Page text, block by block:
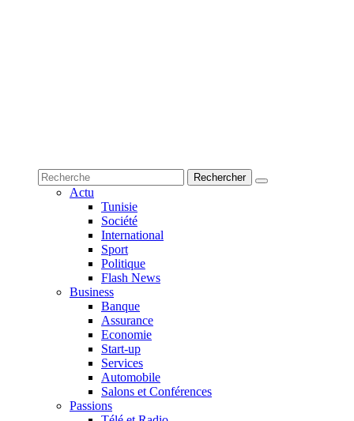
Actu
Tunisie
Société
International
Sport
Politique
Flash News
Business
Banque
Assurance
Economie
Start-up
Services
Automobile
Salons et Conférences
Passions